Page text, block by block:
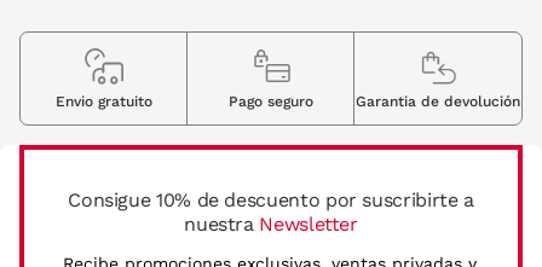
Consigue 10% de descuento por suscribirte a
nuestra Newsletter
Envio gratuito Pago seguro Garantia de devolución